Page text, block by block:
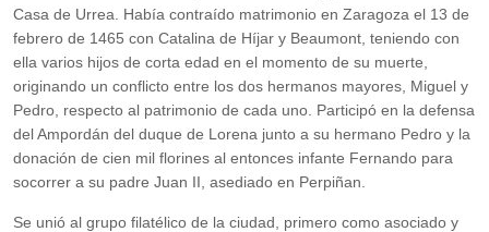
Casa de Urrea.​ Había contraído matrimonio en Zaragoza el 13 de
febrero de 1465 con Catalina de Híjar y Beaumont, teniendo con
ella varios hijos de corta edad en el momento de su muerte,
originando un conflicto entre los dos hermanos mayores, Miguel y
Pedro, respecto al patrimonio de cada uno. Participó en la defensa
del Ampordán del duque de Lorena junto a su hermano Pedro y la
donación de cien mil florines al entonces infante Fernando para
socorrer a su padre Juan II, asediado en Perpiñan.
Se unió al grupo filatélico de la ciudad, primero como asociado y